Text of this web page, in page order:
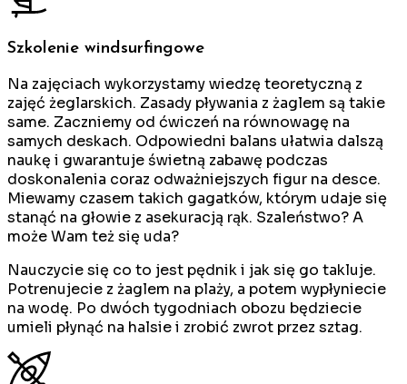
Szkolenie windsurfingowe
Na zajęciach wykorzystamy wiedzę teoretyczną z
zajęć żeglarskich. Zasady pływania z żaglem są takie
same. Zaczniemy od ćwiczeń na równowagę na
samych deskach. Odpowiedni balans ułatwia dalszą
naukę i gwarantuje świetną zabawę podczas
doskonalenia coraz odważniejszych figur na desce.
Miewamy czasem takich gagatków, którym udaje się
stanąć na głowie z asekuracją rąk. Szaleństwo? A
może Wam też się uda?
Nauczycie się co to jest pędnik i jak się go takluje.
Potrenujecie z żaglem na plaży, a potem wypłyniecie
na wodę. Po dwóch tygodniach obozu będziecie
umieli płynąć na halsie i zrobić zwrot przez sztag.